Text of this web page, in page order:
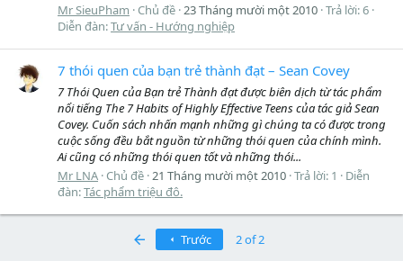
Mr SieuPham Chủ đề 23 Tháng mười một 2010 Trả lời: 6
Diễn đàn:Tư vấn - Hướng nghiệp
7 thói quen của bạn trẻ thành đạt – Sean Covey
7 Thói Quen của Bạn trẻ Thành đạt được biên dịch từ tác phẩm
nổi tiếng The 7 Habits of Highly Effective Teens của tác giả Sean
Covey. Cuốn sách nhấn mạnh những gì chúng ta có được trong
cuộc sống đều bắt nguồn từ những thói quen của chính mình.
Ai cũng có những thói quen tốt và những thói...
Mr LNA Chủ đề 21 Tháng mười một 2010 Trả lời: 1
Diễn
đàn:Tác phẩm triệu đô.
Trước 2 of 2